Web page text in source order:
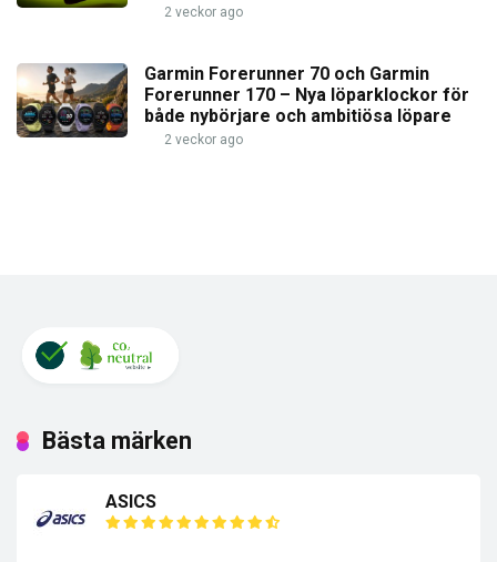
2 veckor ago
Garmin Forerunner 70 och Garmin
Forerunner 170 – Nya löparklockor för
både nybörjare och ambitiösa löpare
2 veckor ago
Bästa märken
ASICS